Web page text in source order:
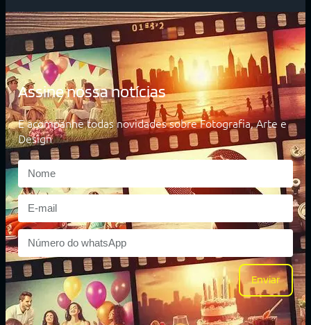
Assine nossa notícias
E acompanhe todas novidades sobre Fotografia, Arte e
Design
Enviar